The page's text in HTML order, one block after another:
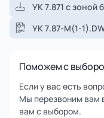
УК 7.871 с зоной
УК 7.87-М(1-
Поможем с
Если у вас есть
Мы перезвоним вам
вам с выбором.